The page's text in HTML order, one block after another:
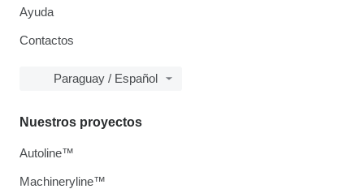
Ayuda
Contactos
Paraguay / Español
Nuestros proyectos
Autoline™
Machineryline™